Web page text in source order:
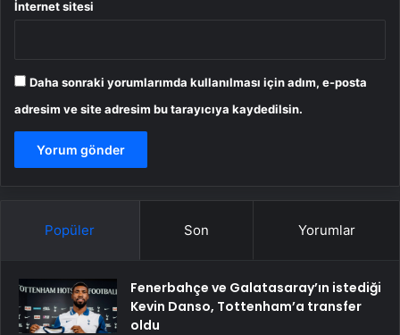
İnternet sitesi
Daha sonraki yorumlarımda kullanılması için adım, e-posta
adresim ve site adresim bu tarayıcıya kaydedilsin.
Popüler Son Yorumlar
Fenerbahçe ve Galatasaray’ın istediği
Kevin Danso, Tottenham’a transfer
oldu